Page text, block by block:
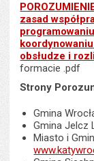
zasad
obsłudze i
formacie .pdf
Strony
Gmina
Gmina
Miasto i